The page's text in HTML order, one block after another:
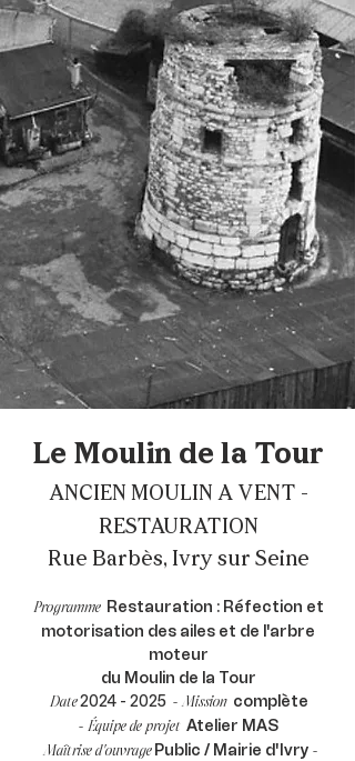
Le Moulin de la Tour
ANCIEN MOULIN A VENT -
RESTAURATION
Rue Barbès, Ivry sur Seine
Programme Restauration : Réfection et
motorisation des ailes et de l'arbre
moteur
du Moulin de la Tour
Date2024 - 2025 - Mission complète
-Équipe de projet Atelier MAS
Maîtrise d'ouvrage Public / Mairie d'Ivry -